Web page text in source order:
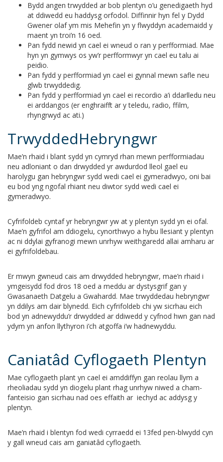
Bydd angen trwydded ar bob plentyn o’u genedigaeth hyd
at ddiwedd eu haddysg orfodol. Diffinnir hyn fel y Dydd
Gwener olaf ym mis Mehefin yn y flwyddyn academaidd y
maent yn troi’n 16 oed.
Pan fydd newid yn cael ei wneud o ran y perfformiad. Mae
hyn yn gymwys os yw’r perfformwyr yn cael eu talu ai
peidio.
Pan fydd y perfformiad yn cael ei gynnal mewn safle neu
glwb trwyddedig.
Pan fydd y perfformiad yn cael ei recordio a’i ddarlledu neu
ei arddangos (er enghraifft ar y teledu, radio, ffilm,
rhyngrwyd ac ati.)
TrwyddedHebryngwr
Mae’n rhaid i blant sydd yn cymryd rhan mewn perfformiadau
neu adloniant o dan drwydded yr awdurdod lleol gael eu
harolygu gan hebryngwr sydd wedi cael ei gymeradwyo, oni bai
eu bod yng ngofal rhiant neu diwtor sydd wedi cael ei
gymeradwyo.
Cyfrifoldeb cyntaf yr hebryngwr yw at y plentyn sydd yn ei ofal.
Mae’n gyfrifol am ddiogelu, cynorthwyo a hybu llesiant y plentyn
ac ni ddylai gyfranogi mewn unrhyw weithgaredd allai amharu ar
ei gyfrifoldebau.
Er mwyn gwneud cais am drwydded hebryngwr, mae’n rhaid i
ymgeisydd fod dros 18 oed a meddu ar dystysgrif gan y
Gwasanaeth Datgelu a Gwahardd. Mae trwyddedau hebryngwr
yn ddilys am dair blynedd. Eich cyfrifoldeb chi yw sicrhau eich
bod yn adnewyddu’r drwydded ar ddiwedd y cyfnod hwn gan nad
ydym yn anfon llythyron i’ch atgoffa i’w hadnewyddu.
Caniatâd Cyflogaeth Plentyn
Mae cyflogaeth plant yn cael ei amddiffyn gan reolau llym a
rheoliadau sydd yn diogelu plant rhag unrhyw niwed a cham-
fanteisio gan sicrhau nad oes effaith ar iechyd ac addysg y
plentyn.
Mae’n rhaid i blentyn fod wedi cyrraedd ei 13fed pen-blwydd cyn
y gall wneud cais am ganiatâd cyflogaeth.